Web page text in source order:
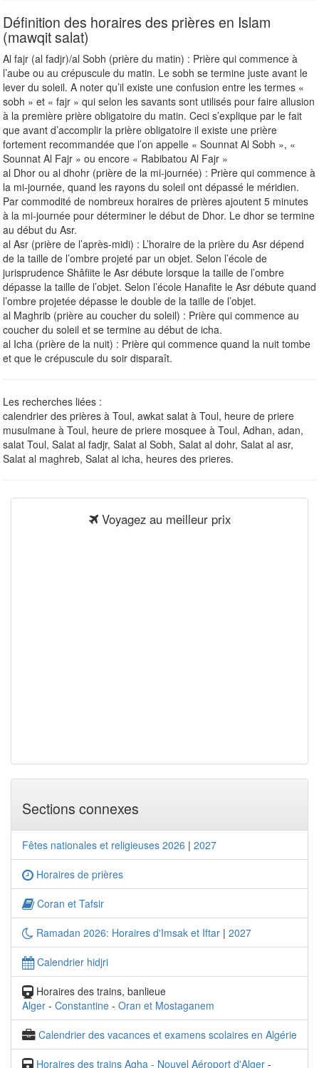
Définition des horaires des prières en Islam
(mawqit salat)
Al fajr (al fadjr)/al Sobh (prière du matin) : Prière qui commence à
l’aube ou au crépuscule du matin. Le sobh se termine juste avant le
lever du soleil. A noter qu’il existe une confusion entre les termes «
sobh » et « fajr » qui selon les savants sont utilisés pour faire allusion
à la première prière obligatoire du matin. Ceci s’explique par le fait
que avant d’accomplir la prière obligatoire il existe une prière
fortement recommandée que l’on appelle « Sounnat Al Sobh », «
Sounnat Al Fajr » ou encore « Rabibatou Al Fajr »
al Dhor ou al dhohr (prière de la mi-journée) : Prière qui commence à
la mi-journée, quand les rayons du soleil ont dépassé le méridien.
Par commodité de nombreux horaires de prières ajoutent 5 minutes
à la mi-journée pour déterminer le début de Dhor. Le dhor se termine
au début du Asr.
al Asr (prière de l’après-midi) : L’horaire de la prière du Asr dépend
de la taille de l’ombre projeté par un objet. Selon l’école de
jurisprudence Shâfiite le Asr débute lorsque la taille de l’ombre
dépasse la taille de l’objet. Selon l’école Hanafite le Asr débute quand
l’ombre projetée dépasse le double de la taille de l’objet.
al Maghrib (prière au coucher du soleil) : Prière qui commence au
coucher du soleil et se termine au début de icha.
al Icha (prière de la nuit) : Prière qui commence quand la nuit tombe
et que le crépuscule du soir disparaît.
Les recherches liées :
calendrier des prières à Toul, awkat salat à Toul, heure de priere
musulmane à Toul, heure de priere mosquee à Toul, Adhan, adan,
salat Toul, Salat al fadjr, Salat al Sobh, Salat al dohr, Salat al asr,
Salat al maghreb, Salat al icha, heures des prieres.
Voyagez au meilleur prix
Sections connexes
Fêtes nationales et religieuses 2026 | 2027
Horaires de prières
Coran et Tafsir
Ramadan 2026: Horaires d'Imsak et Iftar | 2027
Calendrier hidjri
Horaires des trains, banlieue
Alger - Constantine - Oran et Mostaganem
Calendrier des vacances et examens scolaires en Algérie
Horaires des trains Agha - Nouvel Aéroport d'Alger -